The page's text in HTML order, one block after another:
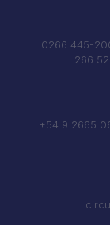
0266 445-
266
+54 9 2665